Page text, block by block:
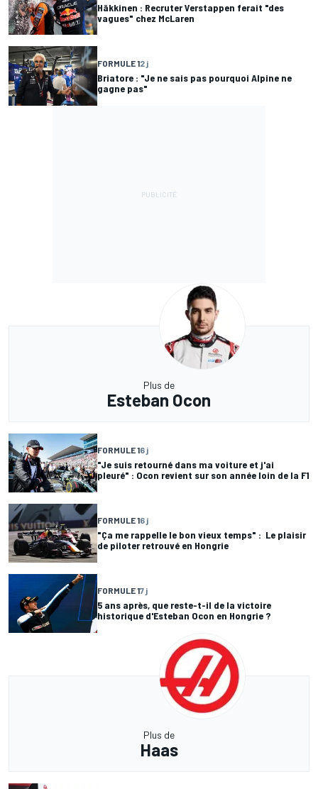
Häkkinen : Recruter Verstappen ferait "des
vagues" chez McLaren
FORMULE 12 j
Briatore : "Je ne sais pas pourquoi Alpine ne
gagne pas"
Plus de
Esteban Ocon
FORMULE 16 j
"Je suis retourné dans ma voiture et j'ai
pleuré" : Ocon revient sur son année loin de la F1
FORMULE 16 j
"Ça me rappelle le bon vieux temps" : Le plaisir
de piloter retrouvé en Hongrie
FORMULE 17 j
5 ans après, que reste-t-il de la victoire
historique d'Esteban Ocon en Hongrie ?
Plus de
Haas